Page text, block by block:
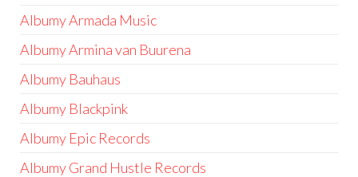
Albumy Armada Music
Albumy Armina van Buurena
Albumy Bauhaus
Albumy Blackpink
Albumy Epic Records
Albumy Grand Hustle Records